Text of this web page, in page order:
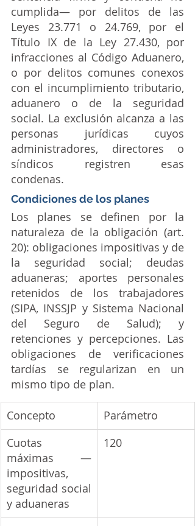
cumplida— por delitos de las
Leyes 23.771 o 24.769, por el
Título IX de la Ley 27.430, por
infracciones al Código Aduanero,
o por delitos comunes conexos
con el incumplimiento tributario,
aduanero o de la seguridad
social. La exclusión alcanza a las
personas jurídicas cuyos
administradores, directores o
síndicos registren esas
condenas.
Condiciones de los planes
Los planes se definen por la
naturaleza de la obligación (art.
20): obligaciones impositivas y de
la seguridad social; deudas
aduaneras; aportes personales
retenidos de los trabajadores
(SIPA, INSSJP y Sistema Nacional
del Seguro de Salud); y
retenciones y percepciones. Las
obligaciones de verificaciones
tardías se regularizan en un
mismo tipo de plan.
Concepto
Parámetro
Cuotas
máximas —
impositivas,
seguridad social
y aduaneras
120